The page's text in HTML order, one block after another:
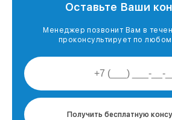
Оставьте Ваши
Менеджер позвонит Вам в
проконсультирует по
Получить бесплатную